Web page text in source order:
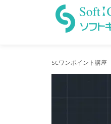
SCワンポイント講座